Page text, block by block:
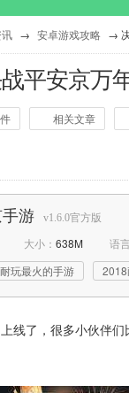
→ 安卓游戏攻略 →
平安京万
相关文章
作者：西西
游 v1.6.0官方版
大小： 638M 语
玩最火的手游
线了，很多小伙伴